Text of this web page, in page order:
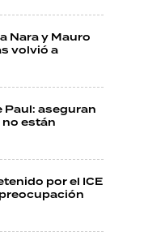
Nara y Mauro
volvió a
Paul: aseguran
están
por el ICE